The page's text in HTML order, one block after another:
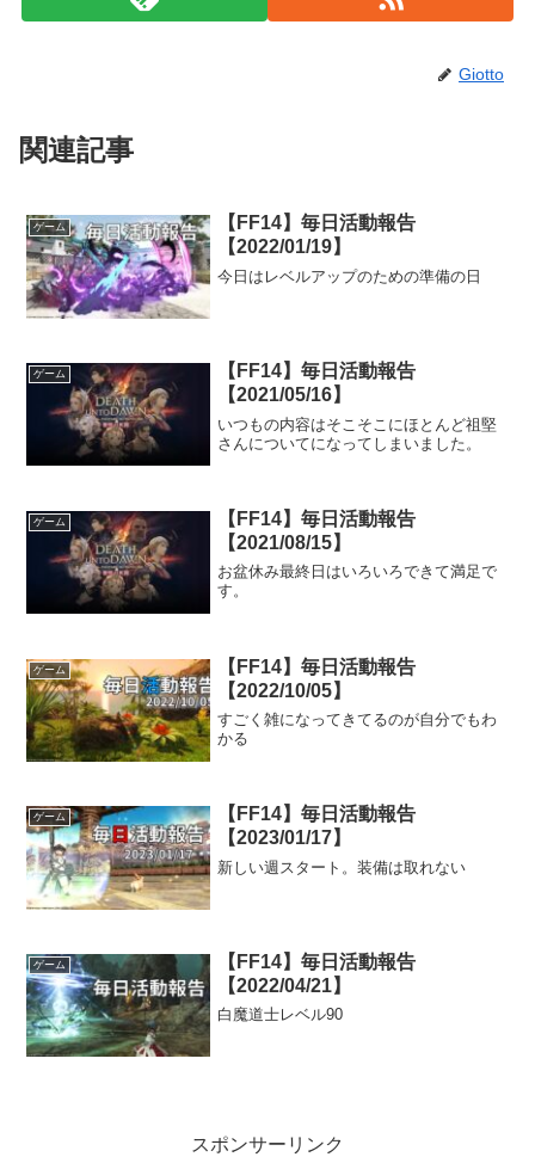
Giotto
関連記事
ゲーム
【FF14】毎日活動報告
【2022/01/19】
今日はレベルアップのための準備の日
ゲーム
【FF14】毎日活動報告
【2021/05/16】
いつもの内容はそこそこにほとんど祖堅
さんについてになってしまいました。
ゲーム
【FF14】毎日活動報告
【2021/08/15】
お盆休み最終日はいろいろできて満足で
す。
ゲーム
【FF14】毎日活動報告
【2022/10/05】
すごく雑になってきてるのが自分でもわ
かる
ゲーム
【FF14】毎日活動報告
【2023/01/17】
新しい週スタート。装備は取れない
ゲーム
【FF14】毎日活動報告
【2022/04/21】
白魔道士レベル90
スポンサーリンク